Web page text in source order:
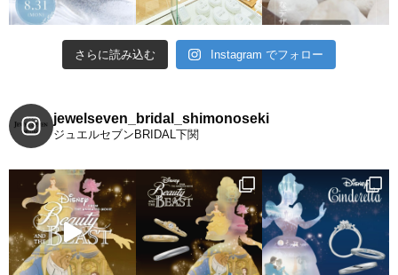
さらに読み込む Instagram でフォロー
jewelseven_bridal_shimonoseki
ジュエルセブンBRIDAL下関